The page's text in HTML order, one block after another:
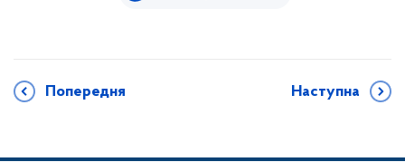
Попередня Наступна